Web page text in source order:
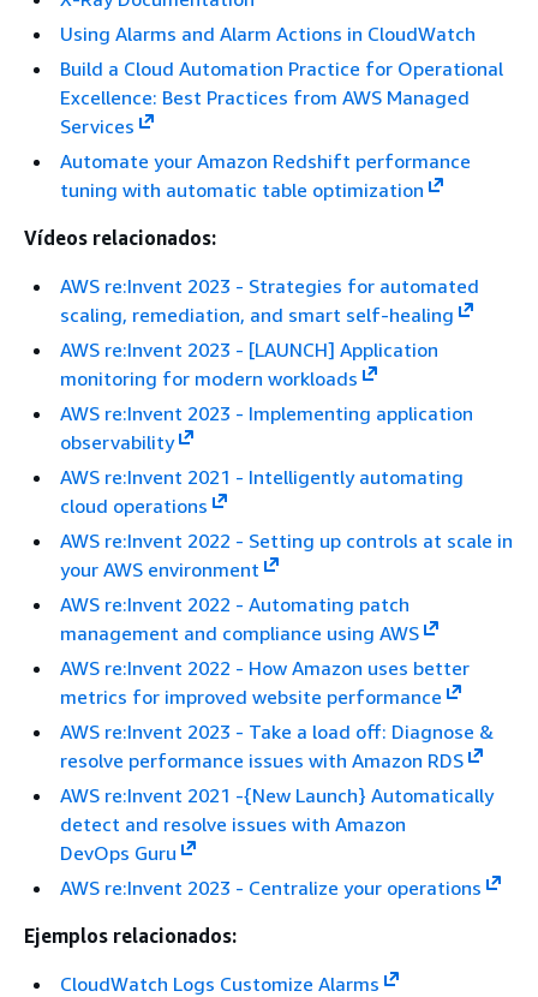
Using Alarms and Alarm Actions in CloudWatch
Build a Cloud Automation Practice for Operational
Excellence: Best Practices from AWS Managed
Services
Automate your Amazon Redshift performance
tuning with automatic table optimization
Vídeos relacionados:
AWS re:Invent 2023 - Strategies for automated
scaling, remediation, and smart self-healing
AWS re:Invent 2023 - [LAUNCH] Application
monitoring for modern workloads
AWS re:Invent 2023 - Implementing application
observability
AWS re:Invent 2021 - Intelligently automating
cloud operations
AWS re:Invent 2022 - Setting up controls at scale in
your AWS environment
AWS re:Invent 2022 - Automating patch
management and compliance using AWS
AWS re:Invent 2022 - How Amazon uses better
metrics for improved website performance
AWS re:Invent 2023 - Take a load off: Diagnose &
resolve performance issues with Amazon RDS
AWS re:Invent 2021 -{New Launch} Automatically
detect and resolve issues with Amazon
DevOps Guru
AWS re:Invent 2023 - Centralize your operations
Ejemplos relacionados:
CloudWatch Logs Customize Alarms